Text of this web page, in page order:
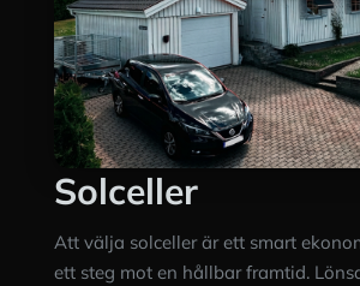
Solceller
Att välja solceller är ett smart
ett steg mot en hållbar framtid.